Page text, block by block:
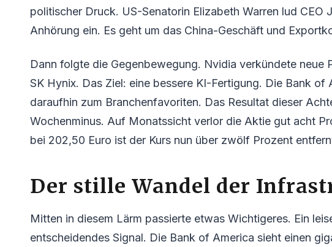
politischer Druck. US-Senatorin Elizabeth Warren lud CEO
Anhörung ein. Es geht um das China-Geschäft und
Dann folgte die Gegenbewegung. Nvidia verkündete neue
SK Hynix. Das Ziel: eine bessere KI-Fertigung. Die Bank of
daraufhin zum Branchenfavoriten. Das Resultat dieser
Wochenminus. Auf Monatssicht verlor die Aktie gut acht
bei 202,50 Euro ist der Kurs nun über zwölf Prozent
Der stille Wandel der
Mitten in diesem Lärm passierte etwas Wichtigeres. Ein
entscheidendes Signal. Die Bank of America sieht einen